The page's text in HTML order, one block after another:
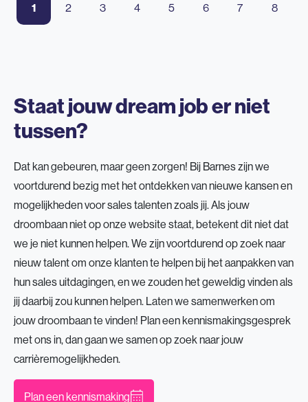
1 2 3 4 5 6 7 8
Staat jouw dream job er niet
tussen?
Dat kan gebeuren, maar geen zorgen! Bij Barnes zijn we
voortdurend bezig met het ontdekken van nieuwe kansen en
mogelijkheden voor sales talenten zoals jij. Als jouw
droombaan niet op onze website staat, betekent dit niet dat
we je niet kunnen helpen. We zijn voortdurend op zoek naar
nieuw talent om onze klanten te helpen bij het aanpakken van
hun sales uitdagingen, en we zouden het geweldig vinden als
jij daarbij zou kunnen helpen. Laten we samenwerken om
jouw droombaan te vinden! Plan een kennismakingsgesprek
met ons in, dan gaan we samen op zoek naar jouw
carrièremogelijkheden.
Plan een kennismaking